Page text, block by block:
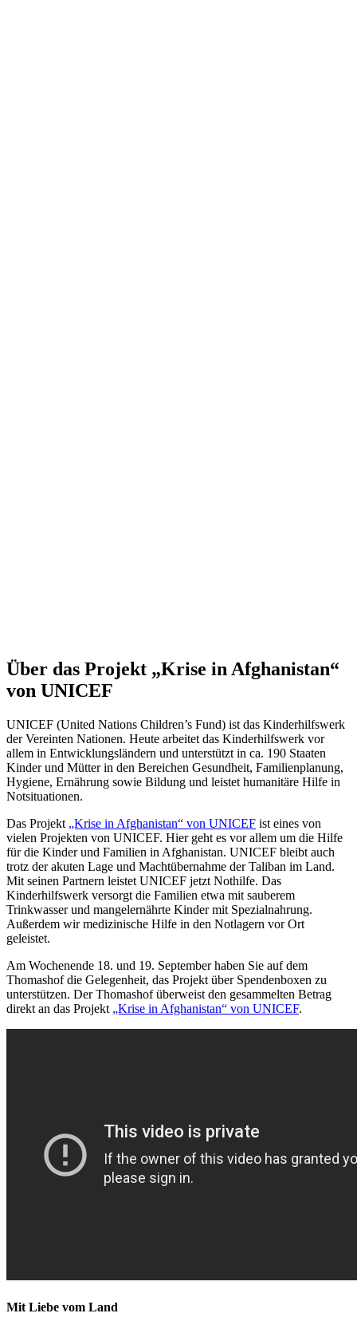
Über das Projekt „Krise in Afghanistan“
von UNICEF
UNICEF (United Nations Children’s Fund) ist das Kinderhilfswerk
der Vereinten Nationen. Heute arbeitet das Kinderhilfswerk vor
allem in Entwicklungsländern und unterstützt in ca. 190 Staaten
Kinder und Mütter in den Bereichen Gesundheit, Familienplanung,
Hygiene, Ernährung sowie Bildung und leistet humanitäre Hilfe in
Notsituationen.
Das Projekt „Krise in Afghanistan“ von UNICEF ist eines von
vielen Projekten von UNICEF. Hier geht es vor allem um die Hilfe
für die Kinder und Familien in Afghanistan. UNICEF bleibt auch
trotz der akuten Lage und Machtübernahme der Taliban im Land.
Mit seinen Partnern leistet UNICEF jetzt Nothilfe. Das
Kinderhilfswerk versorgt die Familien etwa mit sauberem
Trinkwasser und mangelernährte Kinder mit Spezialnahrung.
Außerdem wir medizinische Hilfe in den Notlagern vor Ort
geleistet.
Am Wochenende 18. und 19. September haben Sie auf dem
Thomashof die Gelegenheit, das Projekt über Spendenboxen zu
unterstützen. Der Thomashof überweist den gesammelten Betrag
direkt an das Projekt „Krise in Afghanistan“ von UNICEF.
Mit Liebe vom Land